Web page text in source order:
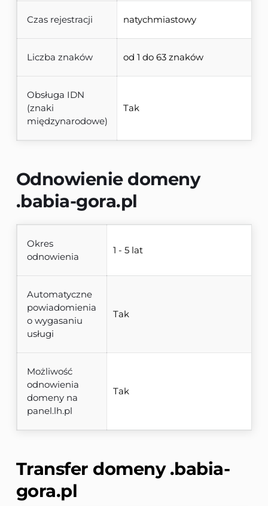
Czas rejestracji natychmiastowy
Liczba znaków od 1 do 63 znaków
Obsługa IDN
(znaki
międzynarodowe)
Tak
Odnowienie domeny
.babia-gora.pl
Okres
odnowienia
1 - 5 lat
Automatyczne
powiadomienia
o wygasaniu
usługi
Tak
Możliwość
odnowienia
domeny na
panel.lh.pl
Tak
Transfer domeny .babia-
gora.pl